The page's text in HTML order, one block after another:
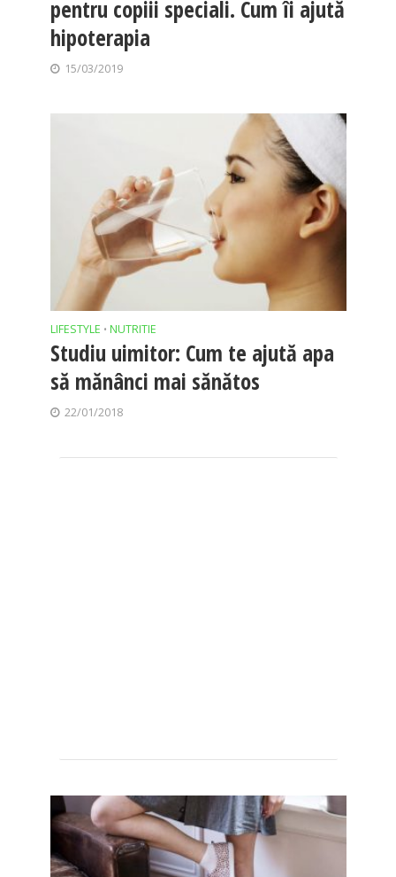
pentru copiii speciali. Cum îi ajută
hipoterapia
15/03/2019
LIFESTYLE • NUTRITIE
Studiu uimitor: Cum te ajută apa
să mănânci mai sănătos
22/01/2018